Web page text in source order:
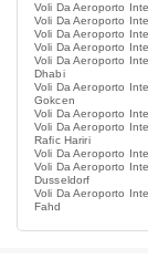
Voli Da Aeroporto
Voli Da Aeroporto
Voli Da Aeroporto
Voli Da Aeroporto
Voli Da Aeroporto
Dhabi
Voli Da Aeroporto
Gokcen
Voli Da Aeroporto
Voli Da Aeroporto
Rafic Hariri
Voli Da Aeroporto
Voli Da Aeroporto
Dusseldorf
Voli Da Aeroporto
Fahd